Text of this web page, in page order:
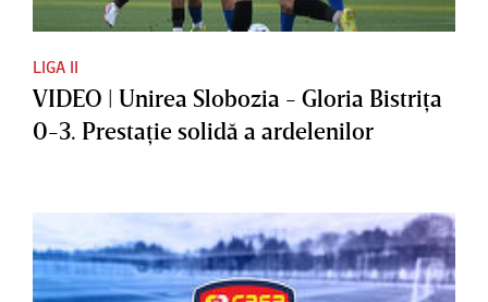
LIGA II
VIDEO | Unirea Slobozia - Gloria Bistriţa
0-3. Prestaţie solidă a ardelenilor